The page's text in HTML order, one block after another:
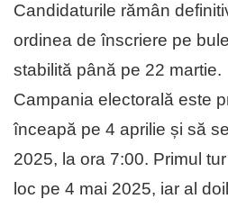
Candidaturile rămân
ordinea de înscriere pe
stabilită până pe 22 martie.
Campania electorală este
înceapă pe 4 aprilie și să
2025, la ora 7:00. Primul
loc pe 4 mai 2025, iar al